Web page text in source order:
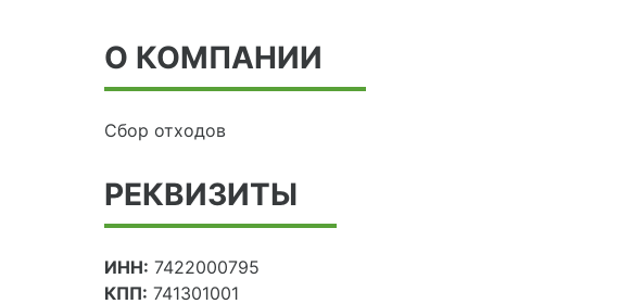
О КОМПАНИИ
Сбор отходов
РЕКВИЗИТЫ
ИНН: 7422000795
КПП: 741301001